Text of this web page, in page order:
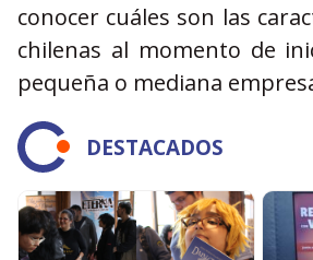
conocer cuáles son las
chilenas al momento de
pequeña o mediana
DESTACADOS